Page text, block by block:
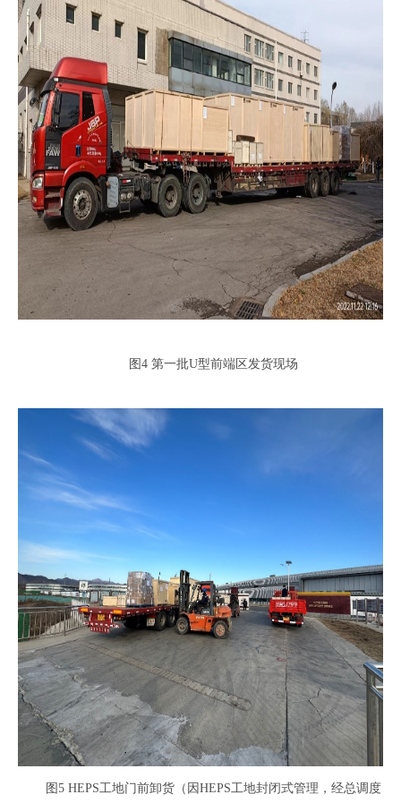
图4 第一批U型前端区发货现场
图5 HEPS工地门前卸货（因HEPS工地封闭式管理，经总调度